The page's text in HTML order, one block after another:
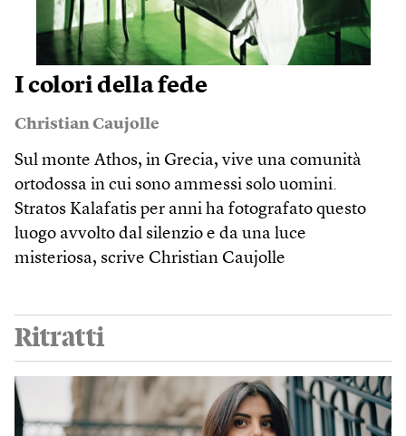
I colori della fede
Christian Caujolle
Sul monte Athos, in Grecia, vive una comunità
ortodossa in cui sono ammessi solo uomini.
Stratos Kalafatis per anni ha fotografato questo
luogo avvolto dal silenzio e da una luce
misteriosa, scrive Christian Caujolle
Ritratti